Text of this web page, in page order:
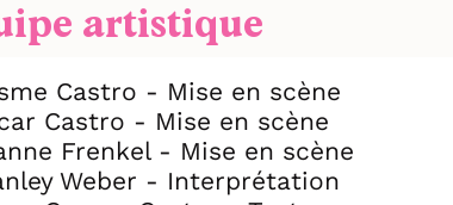
artistique
Castro - Mise en scène
Castro - Mise en scène
Frenkel - Mise en scène
Weber - Interprétation